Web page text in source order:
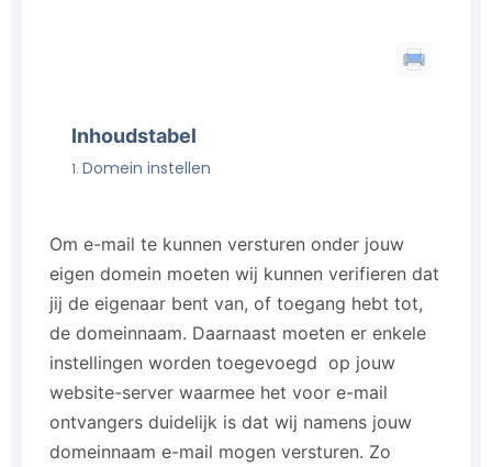
Inhoudstabel
Domein instellen
Om e-mail te kunnen versturen onder jouw
eigen domein moeten wij kunnen verifieren dat
jij de eigenaar bent van, of toegang hebt tot,
de domeinnaam. Daarnaast moeten er enkele
instellingen worden toegevoegd op jouw
website-server waarmee het voor e-mail
ontvangers duidelijk is dat wij namens jouw
domeinnaam e-mail mogen versturen. Zo